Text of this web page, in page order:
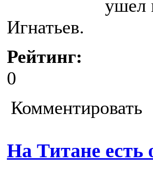
ушел
Игнатьев.
Рейтинг:
0
Комментировать
На Титане есть